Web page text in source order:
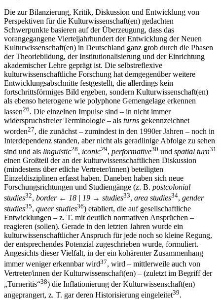
Die zur Bilanzierung, Kritik, Diskussion und Entwicklung von
Perspektiven für die Kulturwissenschaft(en) gedachten
Schwerpunkte basieren auf der Überzeugung, dass das
vorangegangene Vierteljahrhundert der Entwicklung der Neuen
Kulturwissenschaft(en) in Deutschland ganz grob durch die Phasen
der Theoriebildung, der Institutionalisierung und der Einrichtung
akademischer Lehre geprägt ist. Die selbstreflexive
kulturwissenschaftliche Forschung hat demgegenüber weitere
Entwicklungsabschnitte festgestellt, die allerdings kein
fortschrittsförmiges Bild ergeben, sondern Kulturwissenschaft(en)
als ebenso heterogene wie polyphone Gemengelage erkennen
lassen26. Die einzelnen Impulse sind – in nicht immer
widerspruchsfreier Terminologie – als turns gekennzeichnet
worden27, die zunächst – zumindest in den 1990er Jahren – noch in
Interdependenz standen, aber nicht als geradlinige Abfolge zu sehen
sind und als linguistic28, iconic29, performative30 und spatial turn31
einen Großteil der an der kulturwissenschaftlichen Diskussion
(mindestens über etliche Vertreter/innen) beteiligten
Einzeldisziplinen erfasst haben. Daneben haben sich neue
Forschungsrichtungen und Studiengänge (z. B. postcolonial
studies32, border ← 18 | 19 → studies33, area studies34, gender
studies35, queer studies36) etabliert, die auf gesellschaftliche
Entwicklungen – z. T. mit deutlich normativen Ansprüchen –
reagieren (sollen). Gerade in den letzten Jahren wurde ein
kulturwissenschaftlicher Anspruch für jede noch so kleine Regung,
der entsprechendes Potenzial zugeschrieben wurde, formuliert.
Angesichts dieser Vielfalt, in der ein kohärenter Zusammenhang
immer weniger erkennbar wird37, wird – mittlerweile auch von
Vertreter/innen der Kulturwissenschaft(en) – (zuletzt im Begriff der
„Turneritis“38) die Inflationierung der Kulturwissenschaft(en)
angeprangert, z. T. gar deren Historisierung eingeleitet39.